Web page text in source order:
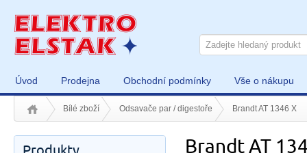
Úvod Prodejna Obchodní podmínky Vše o nákupu
Bílé zboží Odsavače par / digestoře Brandt AT 1346 X
Brandt AT